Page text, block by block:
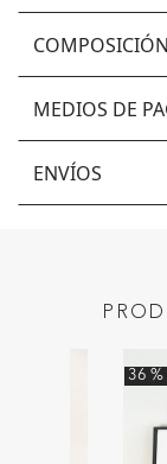
COMPOSICIÓN
MEDIOS DE
ENVÍOS
36%